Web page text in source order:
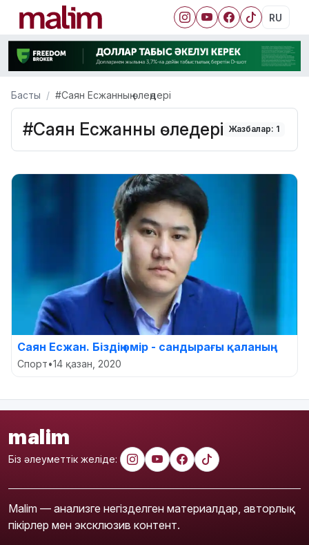
RU
Басты #Саян Есжанның өлеңдері
#Саян Есжанның өлеңдері Жазбалар: 1
Саян Есжан. Біздің өмір - сандырағы қаланың
Спорт•14 қазан, 2020
malim
Біз әлеуметтік желіде:
Malim — анализге негізделген материалдар, авторлық
пікірлер мен эксклюзив контент.